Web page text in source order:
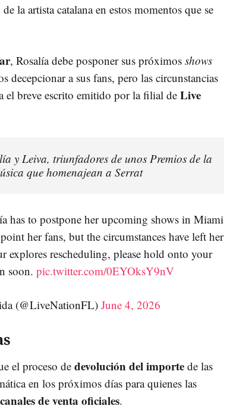
la artista catalana en estos momentos que se
, Rosalía debe posponer sus próximos shows
decepcionar a sus fans, pero las circunstancias
el breve escrito emitido por la filial de Live
y Leiva, triunfadores de unos Premios de la
que homenajean a Serrat
has to postpone her upcoming shows in Miami
her fans, but the circumstances have left her
explores rescheduling, please hold onto your
soon.pic.twitter.com/0EYOksY9nV
(@LiveNationFL)June 4, 2026
el proceso de devolución del importe de las
en los próximos días para quienes las
canales de venta oficiales.